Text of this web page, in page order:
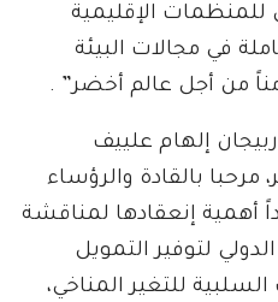
للمنظمات الإقليمية
في مجالات البيئة
من أجل عالم أخضر” .
إلهام علييف
مرحبا بالقادة والرؤساء
أهمية إنعقادها لمناقشة
لتوفير التمويل
للتغير المناخي،